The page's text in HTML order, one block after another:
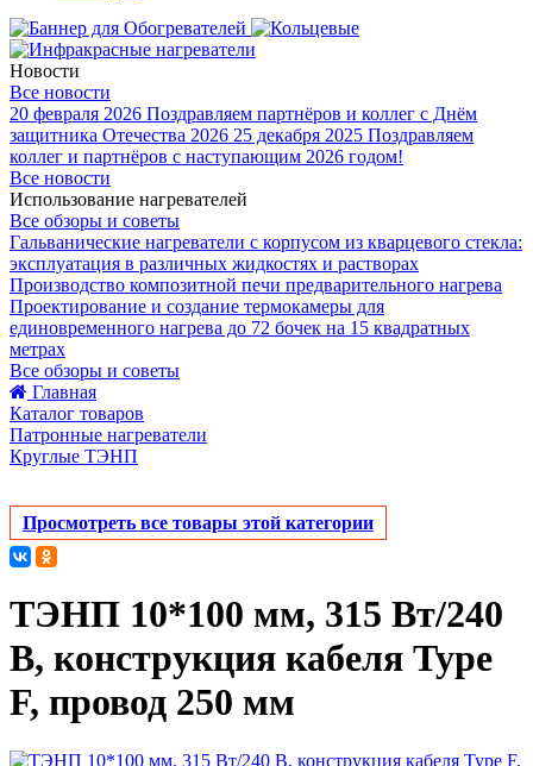
Новости
Все новости
20 февраля 2026 Поздравляем партнёров и коллег с Днём
защитника Отечества 2026 25 декабря 2025 Поздравляем
коллег и партнёров с наступающим 2026 годом!
Все новости
Использование нагревателей
Все обзоры и советы
Гальванические нагреватели с корпусом из кварцевого стекла:
эксплуатация в различных жидкостях и растворах
Производство композитной печи предварительного нагрева
Проектирование и создание термокамеры для
единовременного нагрева до 72 бочек на 15 квадратных
метрах
Все обзоры и советы
Главная
Каталог товаров
Патронные нагреватели
Круглые ТЭНП
Просмотреть все товары этой категории
ТЭНП 10*100 мм, 315 Вт/240
В, конструкция кабеля Type
F, провод 250 мм